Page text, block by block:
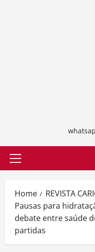
Primary
Home
REVISTA
Pausas para
debate entre saúde
partidas